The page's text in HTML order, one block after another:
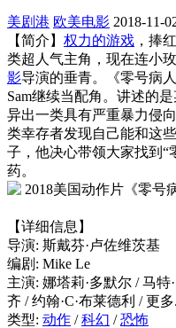
美剧港 欧美电影 2018-11-
【简介】 权力的游戏 ，捧
类超人气主角，现在连小
影导演的垂青。
《零号病
Sam继续当配角。 讲述的
异出一类具有严重暴力侵
类幸存者发现自己能和这
子，他决心带领大家找到“
药。
【详细信息】
导演: 斯戴芬·卢佐维茨基
编剧: Mike Le
主演: 娜塔莉·多默尔 / 马特
齐 / 约翰·C·布莱德利 / 更多
类型: 动作 /科幻 /恐怖